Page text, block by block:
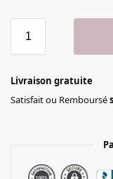
Livraison gratuite
Satisfait ou Remboursé